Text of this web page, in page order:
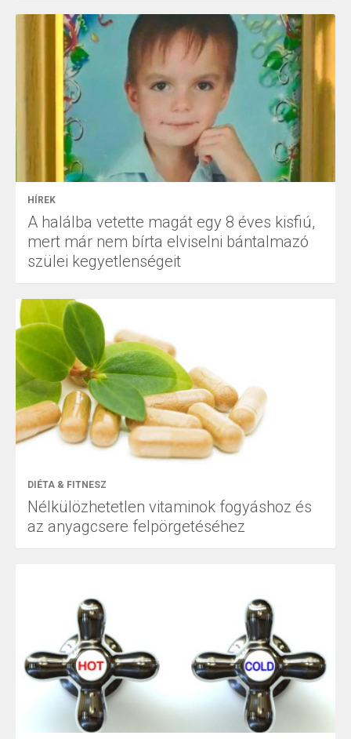
HÍREK
A halálba vetette magát egy 8 éves kisfiú,
mert már nem bírta elviselni bántalmazó
szülei kegyetlenségeit
DIÉTA & FITNESZ
Nélkülözhetetlen vitaminok fogyáshoz és
az anyagcsere felpörgetéséhez